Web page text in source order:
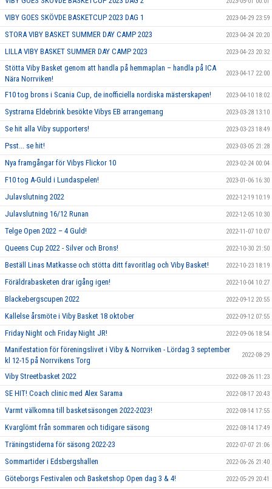
VIBY GOES SKÖVDE BASKETCUP 2023 DAG 1 2023-04-29 23:59
STORA VIBY BASKET SUMMER DAY CAMP 2023 2023-04-24 20:20
LILLA VIBY BASKET SUMMER DAY CAMP 2023 2023-04-23 20:32
Stötta Viby Basket genom att handla på hemmaplan – handla på ICA
Nära Norrviken!
2023-04-17 22:00
F10 tog brons i Scania Cup, de inofficiella nordiska mästerskapen! 2023-04-10 18:02
Systrarna Eldebrink besökte Vibys EB arrangemang 2023-03-28 13:10
Se hit alla Viby supporters! 2023-03-23 18:49
Psst... se hit! 2023-03-05 21:28
Nya framgångar för Vibys Flickor 10 2023-02-24 00:04
F10 tog A-Guld i Lundaspelen! 2023-01-06 16:30
Julavslutning 2022 2022-12-19 10:19
Julavslutning 16/12 Runan 2022-12-05 10:30
Telge Open 2022 – 4 Guld! 2022-11-07 10:07
Queens Cup 2022 - Silver och Brons! 2022-10-30 21:50
Beställ Linas Matkasse och stötta ditt favoritlag och Viby Basket! 2022-10-23 18:19
Föräldrabasketen drar igång igen! 2022-10-04 10:27
Blackebergscupen 2022 2022-09-12 20:55
Kallelse årsmöte i Viby Basket 18 oktober 2022-09-12 07:55
Friday Night och Friday Night JR! 2022-09-06 18:54
Manifestation för föreningslivet i Viby & Norrviken - Lördag 3 september
kl 12-15 på Norrvikens Torg
2022-08-29
Viby Streetbasket 2022 2022-08-26 11:23
SE HIT! Coach clinic med Alex Sarama 2022-08-17 20:43
Varmt välkomna till basketsäsongen 2022-2023! 2022-08-14 17:55
Kvarglömt från sommaren och tidigare säsong 2022-08-14 17:49
Träningstiderna för säsong 2022-23 2022-07-07 21:06
Sommartider i Edsbergshallen 2022-06-26 21:40
Göteborgs Festivalen och Basketshop Open dag 3 & 4! 2022-05-29 20:41